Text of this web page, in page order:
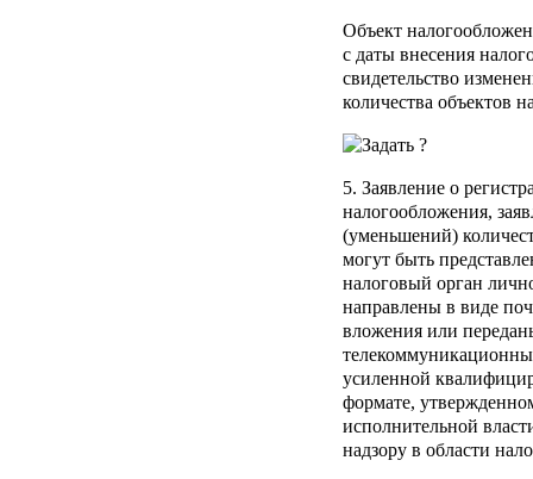
Объект
с даты внесения
свидетельство
количества объектов
5. Заявление о
налогообложения,
(уменьшений)
могут быть
налоговый орган
направлены в виде
вложения или
усиленной
формате,
исполнительной
надзору в области